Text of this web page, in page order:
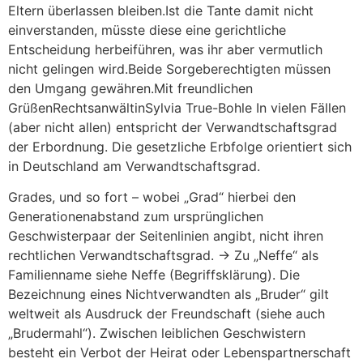
Eltern überlassen bleiben.Ist die Tante damit nicht
einverstanden, müsste diese eine gerichtliche
Entscheidung herbeiführen, was ihr aber vermutlich
nicht gelingen wird.Beide Sorgeberechtigten müssen
den Umgang gewähren.Mit freundlichen
GrüßenRechtsanwältinSylvia True-Bohle In vielen Fällen
(aber nicht allen) entspricht der Verwandtschaftsgrad
der Erbordnung. Die gesetzliche Erbfolge orientiert sich
in Deutschland am Verwandtschaftsgrad.
Grades, und so fort – wobei „Grad“ hierbei den
Generationenabstand zum ursprünglichen
Geschwisterpaar der Seitenlinien angibt, nicht ihren
rechtlichen Verwandtschaftsgrad. → Zu „Neffe“ als
Familienname siehe Neffe (Begriffsklärung). Die
Bezeichnung eines Nichtverwandten als „Bruder“ gilt
weltweit als Ausdruck der Freundschaft (siehe auch
„Brudermahl“). Zwischen leiblichen Geschwistern
besteht ein Verbot der Heirat oder Lebenspartnerschaft